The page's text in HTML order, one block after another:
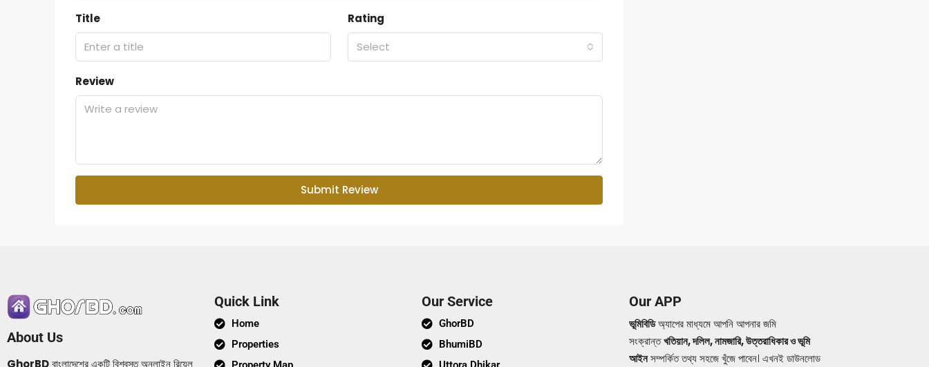
Title
Rating
Select
Review
Submit Review
About Us
GhorBDবাংলাদেশের একটি বিশ্বস্ত অনলাইন রিয়েল
Quick Link
Home
Properties
Our Service
GhorBD
BhumiBD
Our APP
ভূমিবিডিঅ্যাপের মাধ্যমে আপনি আপনার জমি
সংক্রান্তখতিয়ান, দলিল, নামজারি, উত্তরাধিকার ও ভূমি
আইনসম্পর্কিত তথ্য সহজে খুঁজে পাবেন। এখনই ডাউনলোড